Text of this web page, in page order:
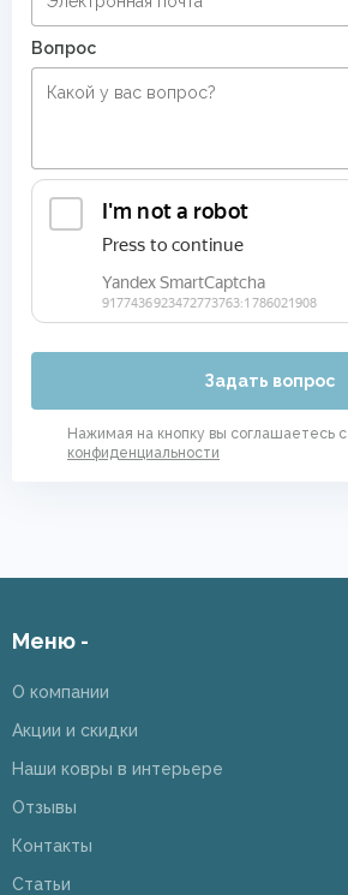
Вопрос
Задать вопрос
Нажимая на кнопку вы соглашаетесь с
конфиденциальности
Меню -
О компании
Акции и скидки
Наши ковры в интерьере
Отзывы
Контакты
Статьи